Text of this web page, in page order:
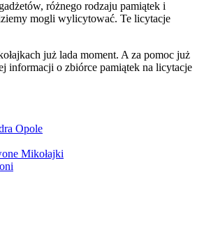
różnego rodzaju pamiątek i
mogli wylicytować. Te licytacje
już lada moment. A za pomoc już
informacji o zbiórce pamiątek na licytacje
Opole
Mikołajki